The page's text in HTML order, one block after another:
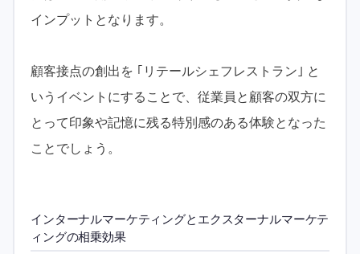
インプットとなります。
顧客接点の創出を ｢リテールシェフレストラン｣ と
いうイベントにすることで、従業員と顧客の双方に
とって印象や記憶に残る特別感のある体験となった
ことでしょう。
インターナルマーケティングとエクスターナルマーケテ
ィングの相乗効果